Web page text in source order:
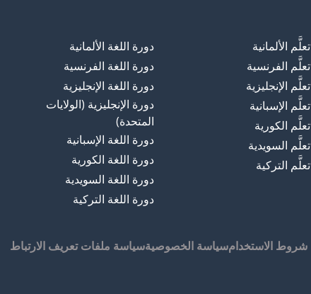
تعلَّم الألمانية
تعلَّم الفرنسية
تعلَّم الإنجليزية
تعلَّم الإسبانية
تعلَّم الكورية
تعلَّم السويدية
تعلَّم التركية
دورة اللغة الألمانية
دورة اللغة الفرنسية
دورة اللغة الإنجليزية
دورة الإنجليزية (الولايات
المتحدة)
دورة اللغة الإسبانية
دورة اللغة الكورية
دورة اللغة السويدية
دورة اللغة التركية
شروط الاستخدامسياسة الخصوصيةسياسة ملفات تعريف الارتباط